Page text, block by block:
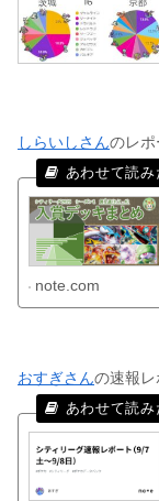
しらいしさんのレ
note.com
おすぎさんの速報レ